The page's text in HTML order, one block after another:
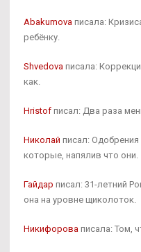
Abakumova писала:
ребёнку.
Shvedova писала:
как.
Hristof писал: Два раза
Николай писал:
которые, напялив что они.
Гайдар писал: 31-летний
она на уровне щиколоток.
Никифорова писала: Том,